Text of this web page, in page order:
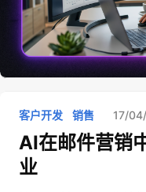
客户开发 销售 17/
AI在邮件营销
业